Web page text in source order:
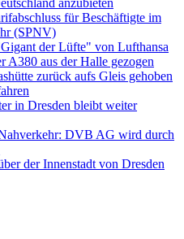
anzubieten
für Beschäftigte im
(SPNV)
der Lüfte" von Lufthansa
A380 aus der Halle gezogen
zurück aufs Gleis gehoben
in Dresden bleibt weiter
DVB AG wird durch
der Innenstadt von Dresden